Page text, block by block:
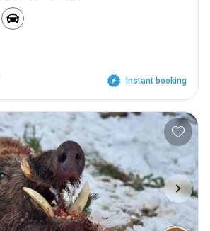
Instant booking